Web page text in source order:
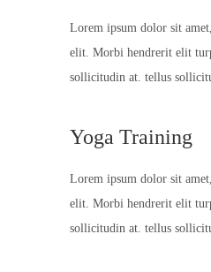
Lorem ipsum dolor sit
elit. Morbi hendrerit elit
sollicitudin at. tellus
Yoga Training
Lorem ipsum dolor sit
elit. Morbi hendrerit elit
sollicitudin at. tellus